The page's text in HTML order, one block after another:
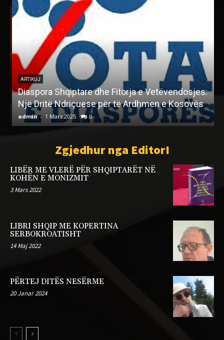
ARTIKUJ
Diaspora Shqiptare dhe Fitorja e Vetëvendosjes:
Një Dritë Ndriçuese për të Ardhmen e Kosovës
admin - 1 Mars 2025 0
Zgjedhur nga EditorI
LIBËR ME VLERË PËR SHQIPTARËT NË
KOHËN E MONIZMIT
3 Mars 2022
LIBRI SHQIP ME KOPERTINA
SERBOKROATISHT
14 Maj 2022
PËRTEJ DITËS NESËRME
20 Janar 2024